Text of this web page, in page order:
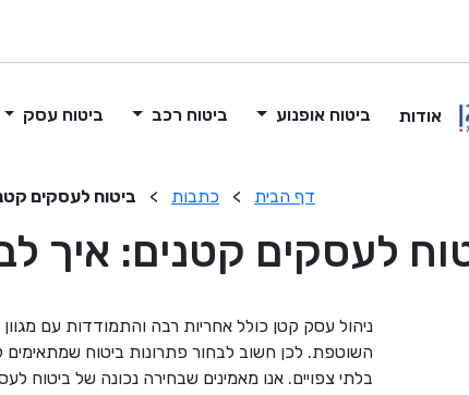
אודות ביטוח אופנוע ביטוח רכב ביטוח עסק
דף הבית > כתבות > ביטוח לעסקים
לעסקים קטנים: איך
ניהול עסק קטן כולל אחריות רבה והתמודדות עם
השוטפת. לכן חשוב לבחור פתרונות ביטוח
בלתי צפויים. אנו מאמינים שבחירה נכונה של ביטוח